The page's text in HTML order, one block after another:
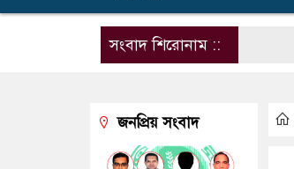
সংবাদ শিরোনাম ::
জনপ্রিয় সংবাদ